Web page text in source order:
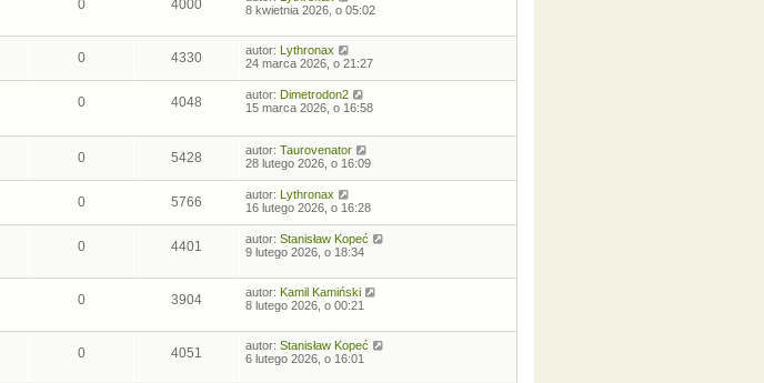
0 4000
8 kwietnia 2026, o 05:02
0 4330 autor: Lythronax
24 marca 2026, o 21:27
0 4048 autor: Dimetrodon2
15 marca 2026, o 16:58
0 5428 autor: Taurovenator
28 lutego 2026, o 16:09
0 5766 autor: Lythronax
16 lutego 2026, o 16:28
0 4401 autor: Stanisław Kopeć
9 lutego 2026, o 18:34
0 3904 autor: Kamil Kamiński
8 lutego 2026, o 00:21
0 4051 autor: Stanisław Kopeć
6 lutego 2026, o 16:01